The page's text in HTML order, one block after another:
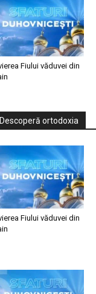
Fiului văduvei din
Descoperă ortodoxia
Fiului văduvei din